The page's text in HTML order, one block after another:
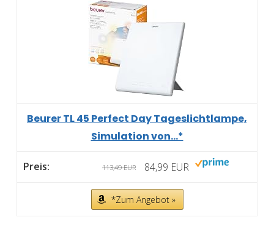
Beurer TL 45 Perfect Day Tageslichtlampe,
Simulation von...*
113,49 EUR 84,99 EUR
*Zum Angebot »